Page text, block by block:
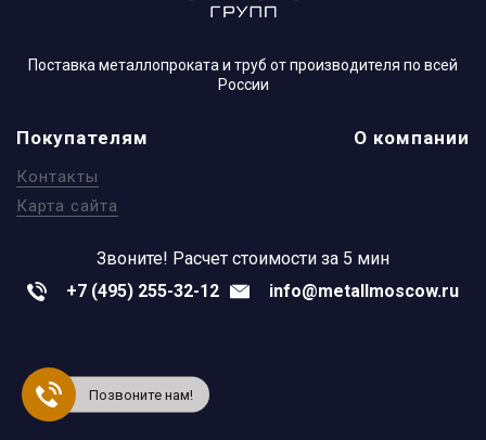
Поставка металлопроката и труб от производителя по всей
России
Покупателям
Контакты
Карта сайта
О компании
Звоните! Расчет стоимости за 5 мин
+7 (495) 255-32-12
info@metallmoscow.ru
Позвоните нам!